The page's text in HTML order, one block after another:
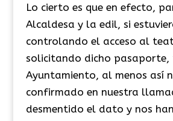
Lo cierto es que en efecto,
Alcaldesa y la edil, si
controlando el acceso al
solicitando dicho pasaporte,
Ayuntamiento, al menos así
confirmado en nuestra
desmentido el dato y nos